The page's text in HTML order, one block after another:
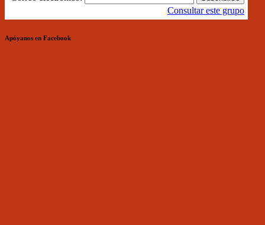
Consultar este grupo
Apóyanos en Facebook